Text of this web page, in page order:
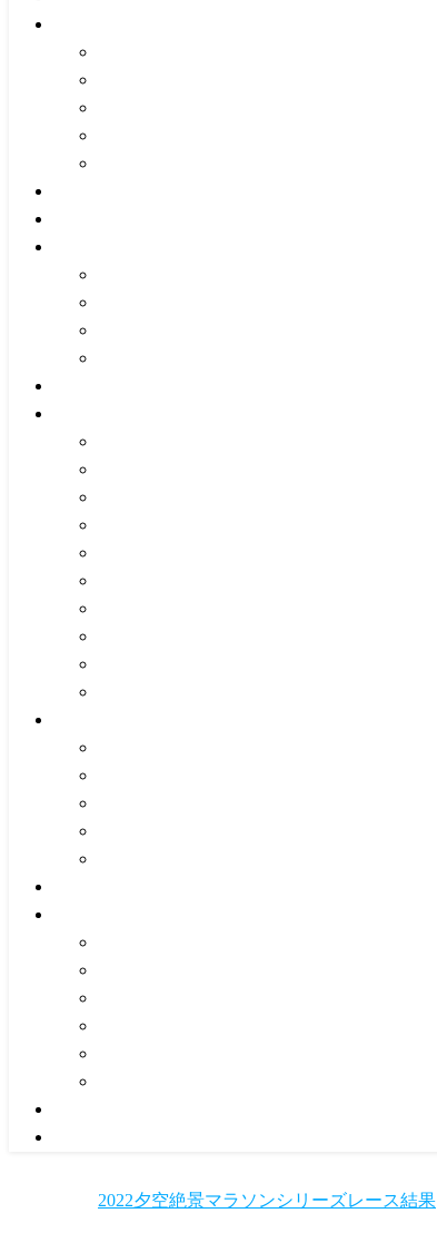
2022夕空絶景マラソンシリーズレース結果